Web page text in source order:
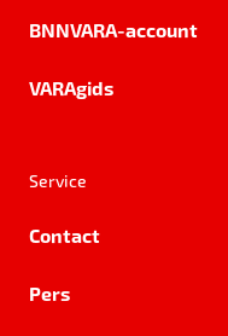
BNNVARA-account
VARAgids
Service
Contact
Pers